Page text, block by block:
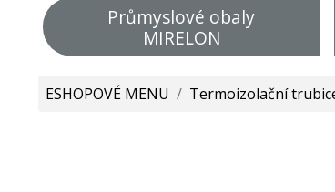
Průmyslové obaly
MIRELON
ESHOPOVÉ MENU / Termoizolační